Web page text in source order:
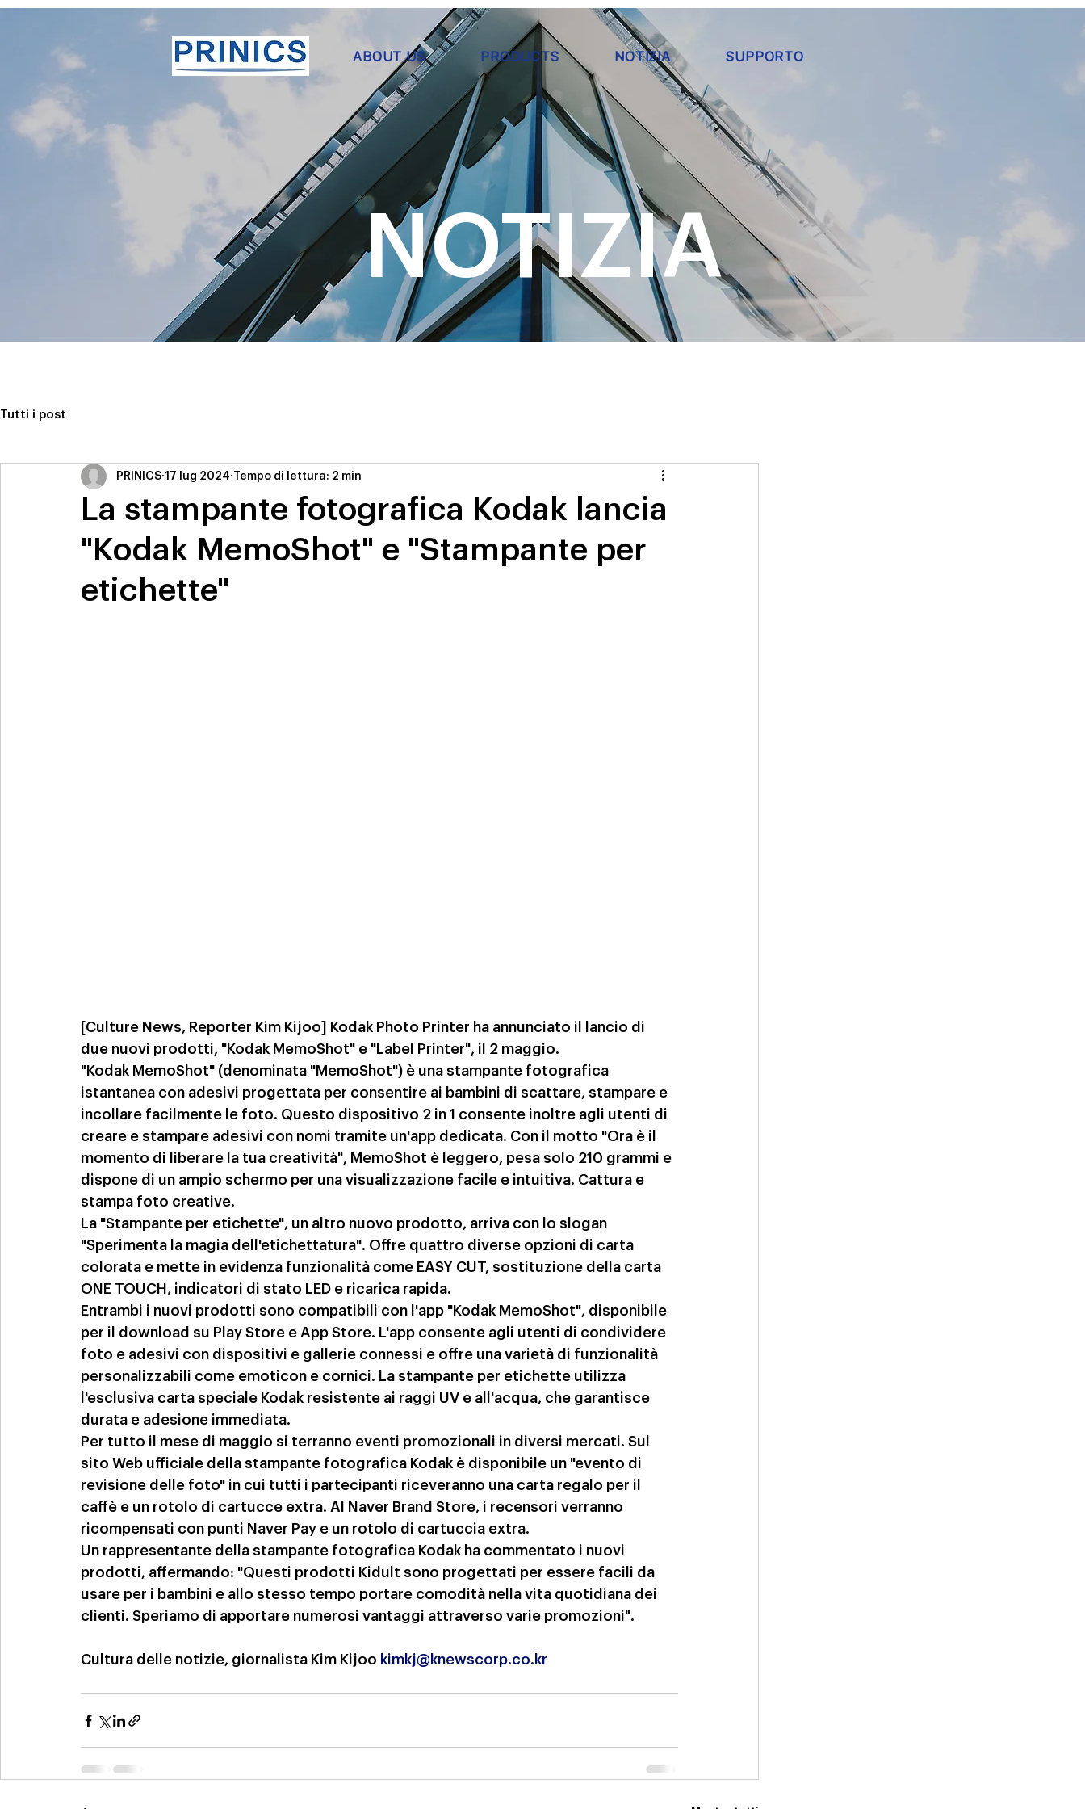
ABOUT US PRODUCTS NOTIZIA SUPPORTO
NOTIZIA
Tutti i post
La stampante fotografica Kodak lancia
"Kodak MemoShot" e "Stampante per
etichette"
PRINICS 17 lug 2024 Tempo di lettura: 2 min
[Culture News, Reporter Kim Kijoo] Kodak Photo Printer ha annunciato il lancio di
due nuovi prodotti, "Kodak MemoShot" e "Label Printer", il 2 maggio.
"Kodak MemoShot" (denominata "MemoShot") è una stampante fotografica
istantanea con adesivi progettata per consentire ai bambini di scattare, stampare e
incollare facilmente le foto. Questo dispositivo 2 in 1 consente inoltre agli utenti di
creare e stampare adesivi con nomi tramite un'app dedicata. Con il motto "Ora è il
momento di liberare la tua creatività", MemoShot è leggero, pesa solo 210 grammi e
dispone di un ampio schermo per una visualizzazione facile e intuitiva. Cattura e
stampa foto creative.
La "Stampante per etichette", un altro nuovo prodotto, arriva con lo slogan
"Sperimenta la magia dell'etichettatura". Offre quattro diverse opzioni di carta
colorata e mette in evidenza funzionalità come EASY CUT, sostituzione della carta
ONE TOUCH, indicatori di stato LED e ricarica rapida.
Entrambi i nuovi prodotti sono compatibili con l'app "Kodak MemoShot", disponibile
per il download su Play Store e App Store. L'app consente agli utenti di condividere
foto e adesivi con dispositivi e gallerie connessi e offre una varietà di funzionalità
personalizzabili come emoticon e cornici. La stampante per etichette utilizza
l'esclusiva carta speciale Kodak resistente ai raggi UV e all'acqua, che garantisce
durata e adesione immediata.
Per tutto il mese di maggio si terranno eventi promozionali in diversi mercati. Sul
sito Web ufficiale della stampante fotografica Kodak è disponibile un "evento di
revisione delle foto" in cui tutti i partecipanti riceveranno una carta regalo per il
caffè e un rotolo di cartucce extra. Al Naver Brand Store, i recensori verranno
ricompensati con punti Naver Pay e un rotolo di cartuccia extra.
Un rappresentante della stampante fotografica Kodak ha commentato i nuovi
prodotti, affermando: "Questi prodotti Kidult sono progettati per essere facili da
usare per i bambini e allo stesso tempo portare comodità nella vita quotidiana dei
clienti. Speriamo di apportare numerosi vantaggi attraverso varie promozioni".
Cultura delle notizie, giornalista Kim Kijoo kimkj@knewscorp.co.kr